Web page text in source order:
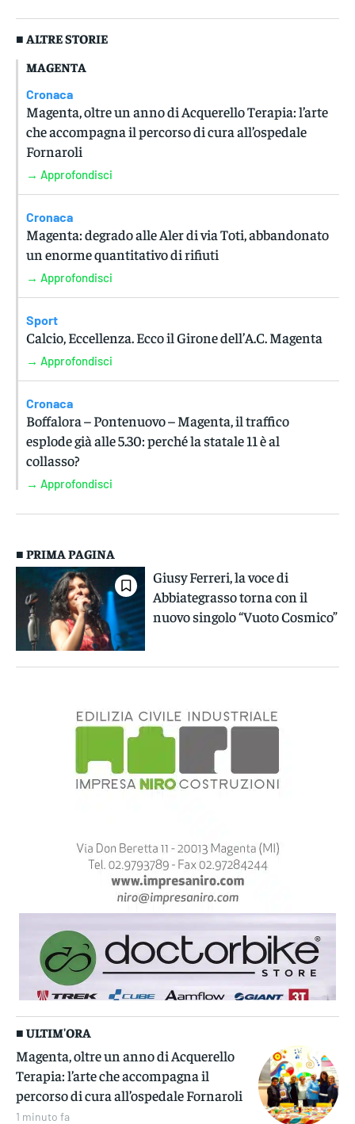
■ ALTRE STORIE
MAGENTA
Cronaca
Magenta, oltre un anno di Acquerello Terapia: l’arte
che accompagna il percorso di cura all’ospedale
Fornaroli
→ Approfondisci
Cronaca
Magenta: degrado alle Aler di via Toti, abbandonato
un enorme quantitativo di rifiuti
→ Approfondisci
Sport
Calcio, Eccellenza. Ecco il Girone dell’A.C. Magenta
→ Approfondisci
Cronaca
Boffalora – Pontenuovo – Magenta, il traffico
esplode già alle 5.30: perché la statale 11 è al
collasso?
→ Approfondisci
■ PRIMA PAGINA
Giusy Ferreri, la voce di
Abbiategrasso torna con il
nuovo singolo “Vuoto Cosmico”
■ ULTIM'ORA
Magenta, oltre un anno di Acquerello
Terapia: l’arte che accompagna il
percorso di cura all’ospedale Fornaroli
1 minuto fa